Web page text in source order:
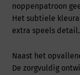
noppenpatroon
Het subtiele
extra speels detail.
Naast het
De zorgvuldig